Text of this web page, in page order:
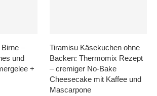
–
und
+
Tiramisu Käsekuchen ohne
Backen: Thermomix Rezept
– cremiger No-Bake
Cheesecake mit Kaffee und
Mascarpone